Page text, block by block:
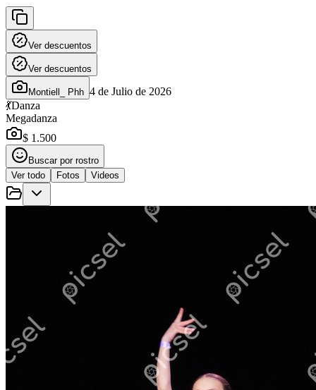
Ver descuentos
Ver descuentos
Montiell_ Phh 4 de Julio de 2026
💃Danza
Megadanza
$ 1.500
Buscar por rostro
Ver todo
Fotos Videos